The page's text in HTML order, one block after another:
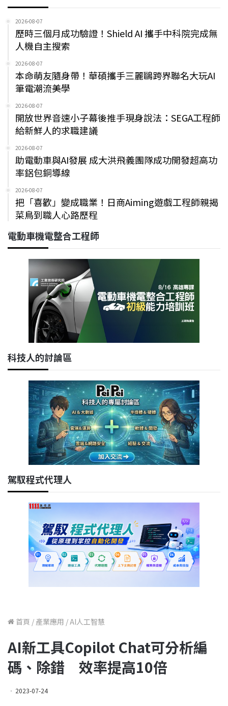
2026-08-07
歷時三個月成功驗證！Shield AI 攜手中科院完成無
人機自主搜索
2026-08-07
本命萌友隨身帶！華碩攜手三麗鷗跨界聯名大玩AI
筆電潮流美學
2026-08-07
開放世界音速小子幕後推手現身說法：SEGA工程師
給新鮮人的求職建議
2026-08-07
助電動車與AI發展 成大洪飛義團隊成功開發超高功
率鋁包銅導線
2026-08-07
把「喜歡」變成職業！日商Aiming遊戲工程師親揭
菜鳥到職人心路歷程
電動車機電整合工程師
科技人的討論區
駕馭程式代理人